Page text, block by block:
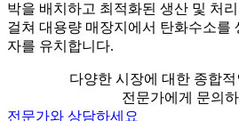
박을 배치하고 최적화된 생산 및 처
걸쳐 대용량 매장지에서 탄화수소를
자를 유치합니다.
다양한 시장에 대한 종합
전문가에게 문의
전문가와 상담하세요